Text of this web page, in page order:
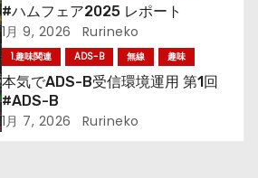
#ハムフェア2025 レポート
1月 9, 2026 Rurineko
1.趣味関連 ADS-B 無線 趣味
本気でADS-B受信環境運用 第1回
#ADS-B
1月 7, 2026 Rurineko